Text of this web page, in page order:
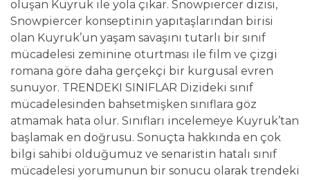
oluşan Kuyruk ile yola çıkar. Snowpiercer dizisi,
Snowpiercer konseptinin yapıtaşlarından birisi
olan Kuyruk’un yaşam savaşını tutarlı bir sınıf
mücadelesi zeminine oturtması ile film ve çizgi
romana göre daha gerçekçi bir kurgusal evren
sunuyor. TRENDEKI SINIFLAR Dizideki sınıf
mücadelesinden bahsetmişken sınıflara göz
atmamak hata olur. Sınıfları incelemeye Kuyruk’tan
başlamak en doğrusu. Sonuçta hakkında en çok
bilgi sahibi olduğumuz ve senaristin hatalı sınıf
mücadelesi yorumunun bir sonucu olarak trendeki